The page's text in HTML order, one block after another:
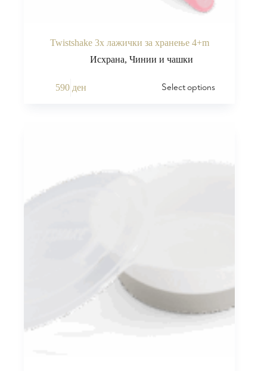
Twistshake 3x лажички за хранење 4+m
Исхрана, Чинии и чашки
590 ден Select options